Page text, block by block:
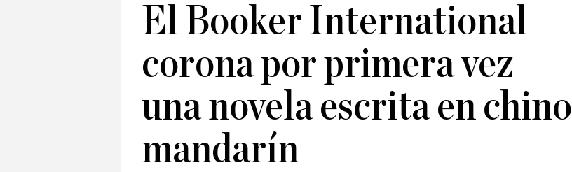
El Booker International
corona por primera vez
una novela escrita en chino
mandarín